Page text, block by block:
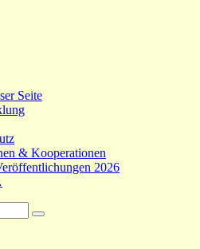
Seite
& Kooperationen
2026